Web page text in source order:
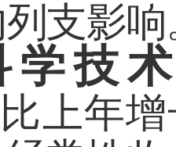
支影响
学技
上年